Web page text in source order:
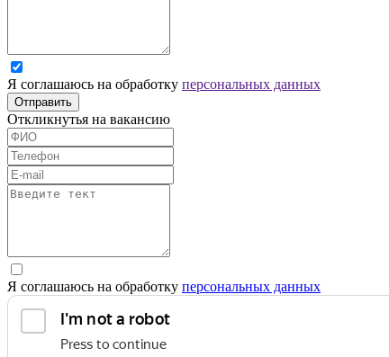
Я соглашаюсь на обработку персональных данных
Отправить
Откликнутья на вакансию
Я соглашаюсь на обработку персональных данных